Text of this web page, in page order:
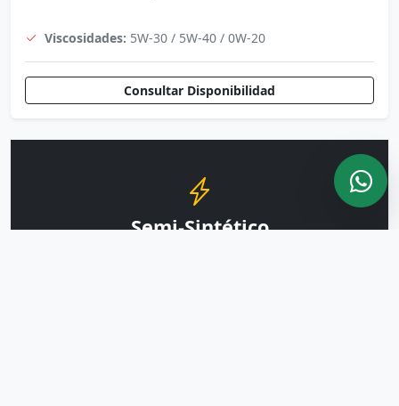
Viscosidades: 5W-30 / 5W-40 / 0W-20
Consultar Disponibilidad
Semi-Sintético